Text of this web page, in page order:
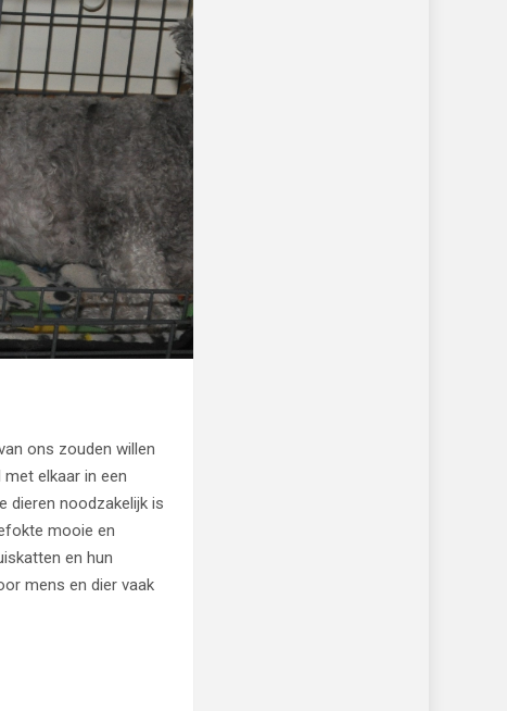
ons zouden willen
elkaar in een
dieren noodzakelijk is
mooie en
en hun
mens en dier vaak